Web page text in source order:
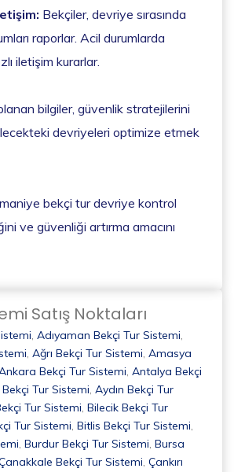
Bekçiler, devriye sırasında
raporlar. Acil durumlarda
iletişim kurarlar.
bilgiler, güvenlik stratejilerini
devriyeleri optimize etmek
bekçi tur devriye kontrol
ve güvenliği artırma amacını
Satış Noktaları
, Adıyaman Bekçi Tur Sistemi,
, Ağrı Bekçi Tur Sistemi, Amasya
Bekçi Tur Sistemi, Antalya Bekçi
Tur Sistemi, Aydın Bekçi Tur
Tur Sistemi, Bilecik Bekçi Tur
Tur Sistemi, Bitlis Bekçi Tur Sistemi,
, Burdur Bekçi Tur Sistemi, Bursa
Bekçi Tur Sistemi, Çankırı